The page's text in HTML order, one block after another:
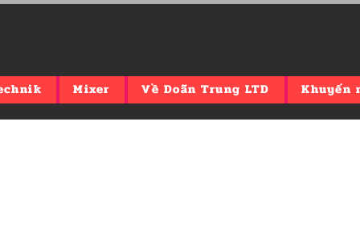
Mixer Về Doãn Trung LTD Khuyến